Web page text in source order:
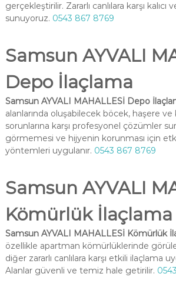
gerçekleştirilir. Zararlı canlılara karşı
sunuyoruz. 0543 867 8769
Samsun AYVALI
Depo İlaçlama
Samsun AYVALI MAHALLESİ Depo
alanlarında oluşabilecek böcek, haşere
sorunlarına karşı profesyonel çözümler
görmemesi ve hijyenin korunması için
yöntemleri uygulanır. 0543 867 8769
Samsun AYVALI
Kömürlük İlaçlama
Samsun AYVALI MAHALLESİ Kömürlük
özellikle apartman kömürlüklerinde
diğer zararlı canlılara karşı etkili ilaçlama
Alanlar güvenli ve temiz hale getirilir.